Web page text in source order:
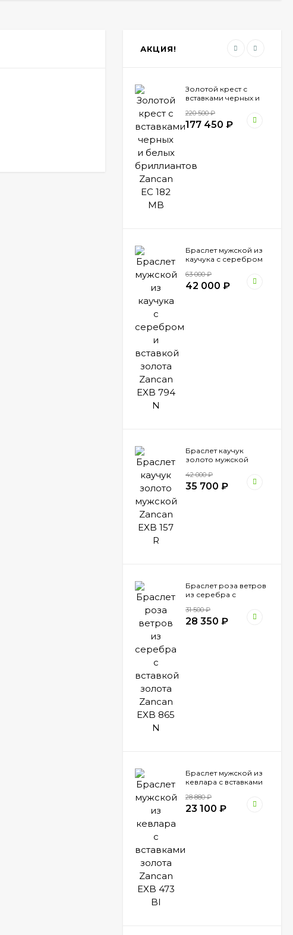
АКЦИЯ!
Золотой крест с
вставками черных и
Zancan EC 182 MB
220 500₽
177 450 ₽
Браслет мужской из
каучука с серебром
Zancan EXB 794 N
63 000₽
42 000 ₽
Браслет каучук
золото мужской
42 000₽
35 700 ₽
Браслет роза ветров
из серебра с
Zancan EXB 865 N
31 500₽
28 350 ₽
Браслет мужской из
кевлара с вставками
473 BI
28 880₽
23 100 ₽